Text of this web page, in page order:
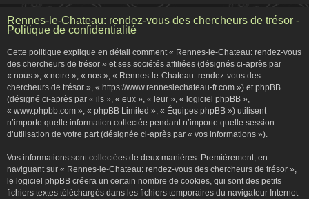
Rennes-le-Chateau: rendez-vous des chercheurs de trésor -
Politique de confidentialité
Cette politique explique en détail comment « Rennes-le-Chateau: rendez-vous
des chercheurs de trésor » et ses sociétés affiliées (désignés ci-après par
« nous », « notre », « nos », « Rennes-le-Chateau: rendez-vous des
chercheurs de trésor », « https://www.renneslechateau-fr.com ») et phpBB
(désigné ci-après par « ils », « eux », « leur », « logiciel phpBB »,
« www.phpbb.com », « phpBB Limited », « Équipes phpBB ») utilisent
n’importe quelle information collectée pendant n’importe quelle session
d’utilisation de votre part (désignée ci-après par « vos informations »).
Vos informations sont collectées de deux manières. Premièrement, en
naviguant sur « Rennes-le-Chateau: rendez-vous des chercheurs de trésor »,
le logiciel phpBB créera un certain nombre de cookies, qui sont des petits
fichiers textes téléchargés dans les fichiers temporaires du navigateur Internet